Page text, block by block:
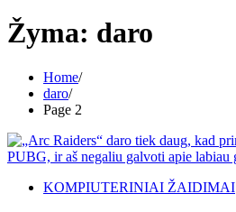
Žyma: daro
Home
daro
Page 2
KOMPIUTERINIAI ŽAIDIMAI